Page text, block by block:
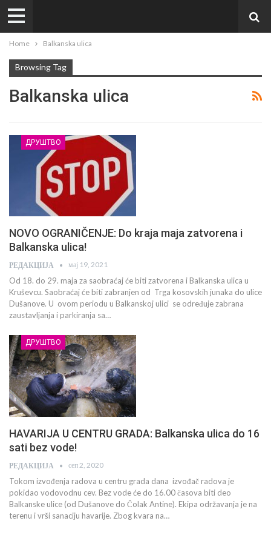
Home Balkanska ulica
Browsing Tag
Balkanska ulica
ДРУШТВО
NOVO OGRANIČENJE: Do kraja maja zatvorena i
Balkanska ulica!
РЕДАКЦИЈА мај 19, 2021
Od 18. do 29. maja za saobraćaj će biti zatvorena i Balkanska ulica u
Kruševcu. Saobraćaj će biti zabranjen od Trga kosovskih junaka do ulice
Dušanove. U ovom periodu u Balkanskoj ulici se određuje zabrana
zaustavljanja i parkiranja sa…
ДРУШТВО
HAVARIJA U CENTRU GRADA: Balkanska ulica do 16
sati bez vode!
РЕДАКЦИЈА сеп 2, 2020
Tokom izvođenja radova u centru grada dana izvođač radova je
pokidao vodovodnu cev. Bez vode će do 16.00 časova biti deo
Balkanske ulice (od Dušanove do Čolak Antine). Ekipa održavanja je na
terenu i vrši sanaciju havarije. Zbog kvara na…